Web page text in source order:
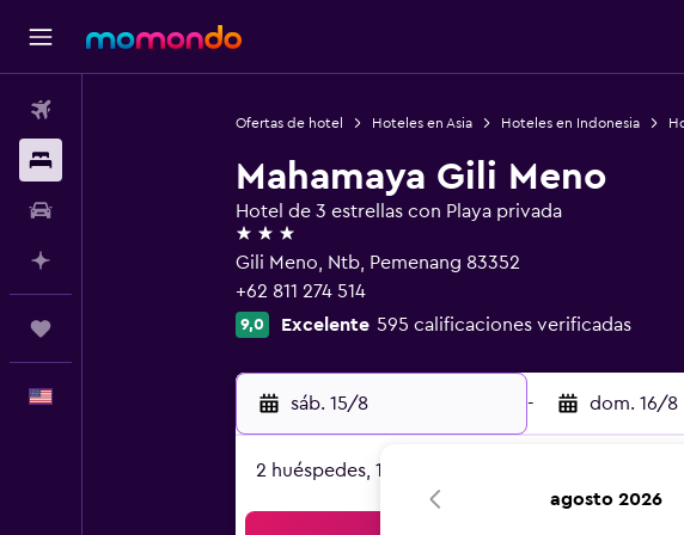
Ofertas de hotel Hoteles en Asia Hoteles en Indonesia
Mahamaya Gili Meno
Hotel de 3 estrellas con Playa privada
3 estrellas
Gili Meno, Ntb, Pemenang 83352
+62 811 274 514
9,0 Excelente 595 calificaciones verificadas
sáb. 15/8 - dom. 16/8
2 huéspedes, 1 habitación
agosto 2026